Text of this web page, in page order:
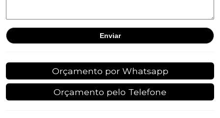
Orçamento por Whatsapp
Orçamento pelo Telefone